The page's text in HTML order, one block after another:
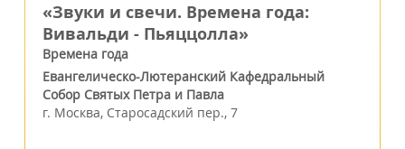
«Звуки и свечи. Времена года:
Вивальди - Пьяццолла»
Времена года
Евангелическо-Лютеранский Кафедральный
Собор Святых Петра и Павла
г. Москва, Старосадский пер., 7